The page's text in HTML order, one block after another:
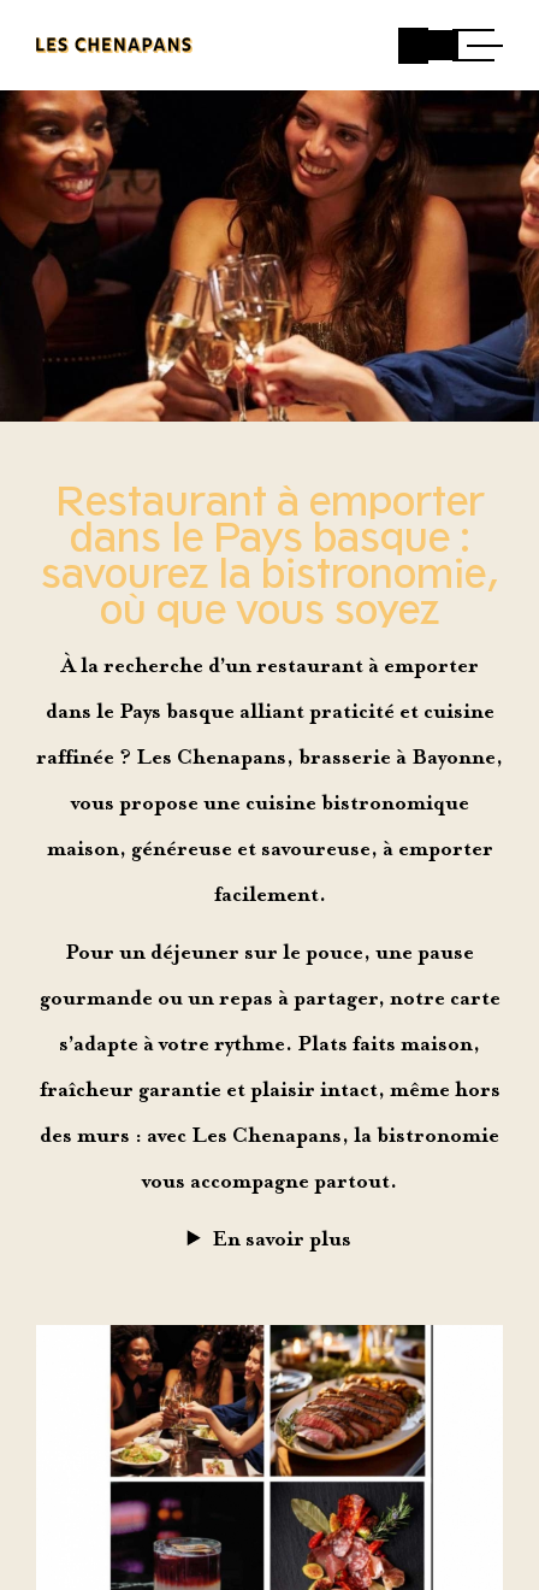
Restaurant à emporter
dans le Pays basque :
savourez la bistronomie,
où que vous soyez
À la recherche d’un restaurant à emporter
dans le Pays basque alliant praticité et cuisine
raffinée ? Les Chenapans, brasserie à Bayonne,
vous propose une cuisine bistronomique
maison, généreuse et savoureuse, à emporter
facilement.
Pour un déjeuner sur le pouce, une pause
gourmande ou un repas à partager, notre carte
s’adapte à votre rythme. Plats faits maison,
fraîcheur garantie et plaisir intact, même hors
des murs : avec Les Chenapans, la bistronomie
vous accompagne partout.
En savoir plus